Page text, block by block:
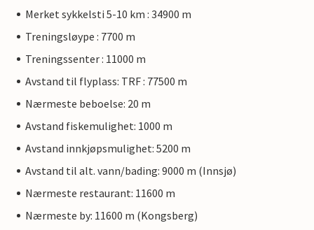
Merket sykkelsti 5-10 km : 34900 m
Treningsløype : 7700 m
Treningssenter : 11000 m
Avstand til flyplass: TRF : 77500 m
Nærmeste beboelse: 20 m
Avstand fiskemulighet: 1000 m
Avstand innkjøpsmulighet: 5200 m
Avstand til alt. vann/bading: 9000 m (Innsjø)
Nærmeste restaurant: 11600 m
Nærmeste by: 11600 m (Kongsberg)